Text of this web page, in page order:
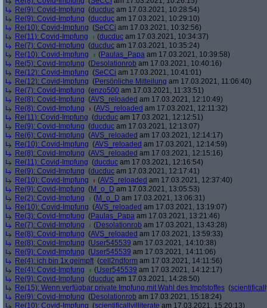
Re(9): Covid-Impfung (ducduc am 17.03.2021, 10:28:54)
Re(9): Covid-Impfung (ducduc am 17.03.2021, 10:29:10)
Re(10): Covid-Impfung (SeCCi am 17.03.2021, 10:32:56)
Re(11): Covid-Impfung
(ducduc am 17.03.2021, 10:34:37)
Re(7): Covid-Impfung (ducduc am 17.03.2021, 10:35:24)
Re(10): Covid-Impfung
(Paulas_Papa am 17.03.2021, 10:39:58)
Re(5): Covid-Impfung (Desolationrob am 17.03.2021, 10:40:16)
Re(12): Covid-Impfung (SeCCi am 17.03.2021, 10:41:01)
Re(12): Covid-Impfung (Persönliche Mitteilung am 17.03.2021, 11:06:40)
Re(7): Covid-Impfung (enzo500 am 17.03.2021, 11:33:51)
Re(8): Covid-Impfung (AVS_reloaded am 17.03.2021, 12:10:49)
Re(8): Covid-Impfung
(AVS_reloaded am 17.03.2021, 12:11:32)
Re(11): Covid-Impfung (ducduc am 17.03.2021, 12:12:51)
Re(9): Covid-Impfung (ducduc am 17.03.2021, 12:13:07)
Re(6): Covid-Impfung (AVS_reloaded am 17.03.2021, 12:14:17)
Re(10): Covid-Impfung (AVS_reloaded am 17.03.2021, 12:14:59)
Re(8): Covid-Impfung (AVS_reloaded am 17.03.2021, 12:15:16)
Re(11): Covid-Impfung (ducduc am 17.03.2021, 12:16:54)
Re(9): Covid-Impfung (ducduc am 17.03.2021, 12:17:41)
Re(10): Covid-Impfung
(AVS_reloaded am 17.03.2021, 12:37:40)
Re(9): Covid-Impfung (M_o_D am 17.03.2021, 13:05:53)
Re(2): Covid-Impfung
(M_o_D am 17.03.2021, 13:06:31)
Re(10): Covid-Impfung (AVS_reloaded am 17.03.2021, 13:19:07)
Re(3): Covid-Impfung (Paulas_Papa am 17.03.2021, 13:21:46)
Re(7): Covid-Impfung
(Desolationrob am 17.03.2021, 13:43:28)
Re(8): Covid-Impfung (AVS_reloaded am 17.03.2021, 13:59:33)
Re(8): Covid-Impfung (User545539 am 17.03.2021, 14:10:38)
Re(9): Covid-Impfung (User545539 am 17.03.2021, 14:11:06)
Re(4): ich bin 1x geimpft (cell2ndform am 17.03.2021, 14:11:56)
Re(4): Covid-Impfung
(User545539 am 17.03.2021, 14:12:17)
Re(9): Covid-Impfung (ducduc am 17.03.2021, 14:28:50)
Re(15): Wenn verfügbar private Impfung mit Wahl des Impfstoffes (
Re(9): Covid-Impfung (Desolationrob am 17.03.2021, 15:18:24)
Re(10): Covid-Impfung (scientificallyilliterate am 17.03.2021, 15:20:13)